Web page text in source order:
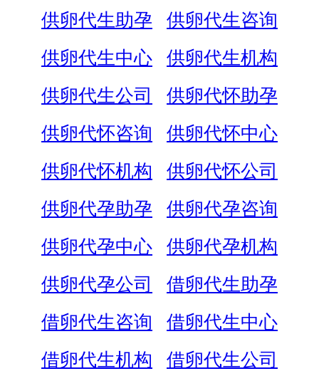
供卵代生助孕
供卵代生咨询
供卵代生中心
供卵代生机构
供卵代生公司
供卵代怀助孕
供卵代怀咨询
供卵代怀中心
供卵代怀机构
供卵代怀公司
供卵代孕助孕
供卵代孕咨询
供卵代孕中心
供卵代孕机构
供卵代孕公司
借卵代生助孕
借卵代生咨询
借卵代生中心
借卵代生机构
借卵代生公司